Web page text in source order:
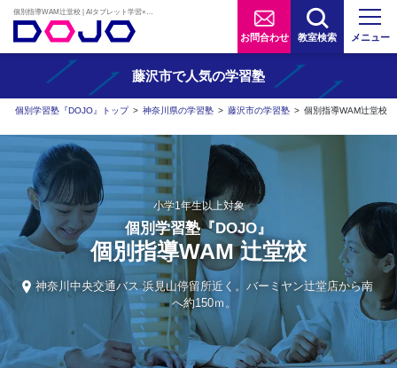
お問合わせ 教室検索 メニュー
藤沢市で人気の学習塾
個別学習塾『DOJO』トップ > 神奈川県の学習塾 > 藤沢市の学習塾 > 個別指導WAM辻堂校
小学1年生以上対象
個別学習塾『DOJO』
個別指導WAM 辻堂校
神奈川中央交通バス 浜見山停留所近く。バーミヤン辻堂店から南
へ約150ｍ。